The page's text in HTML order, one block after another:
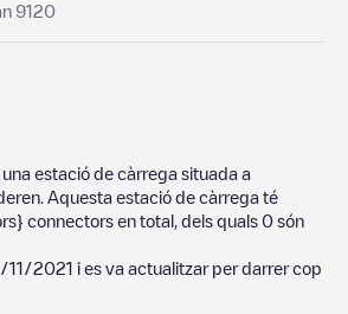
9120
una estació de càrrega situada a
. Aquesta estació de càrrega té
connectors en total, dels quals 0 són
11/2021 i es va actualitzar per darrer cop